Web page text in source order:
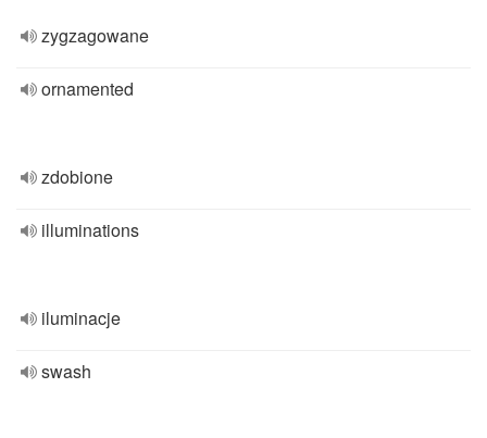
zygzagowane
ornamented
zdobione
illuminations
iluminacje
swash